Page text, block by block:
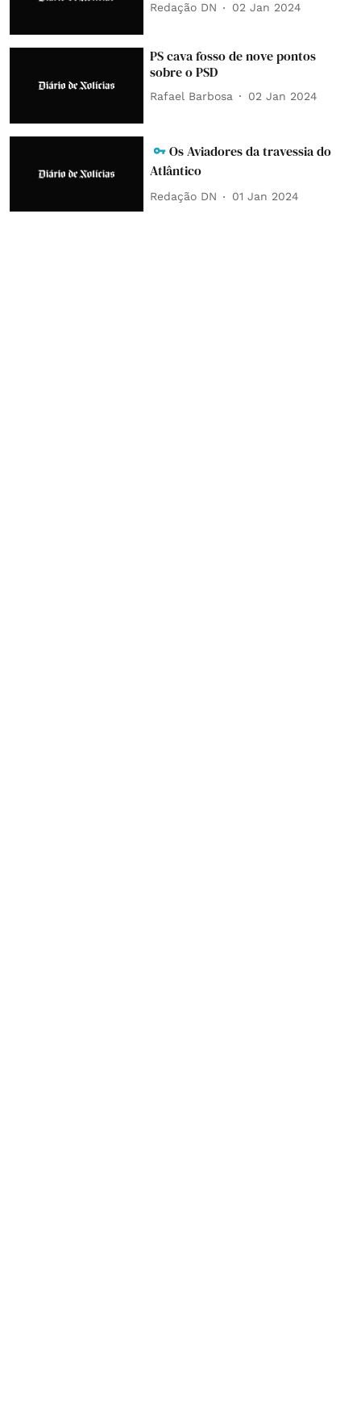
Redação DN 02 Jan 2024
PS cava fosso de nove pontos
sobre o PSD
Rafael Barbosa 02 Jan 2024
Os Aviadores da travessia do
Atlântico
Redação DN 01 Jan 2024